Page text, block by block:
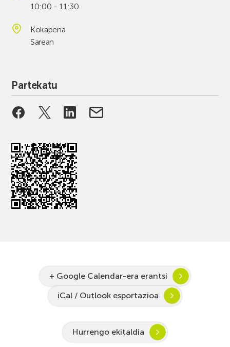
10:00 - 11:30
Kokapena
Sarean
Partekatu
+ Google Calendar-era erantsi
iCal / Outlook esportazioa
Hurrengo ekitaldia